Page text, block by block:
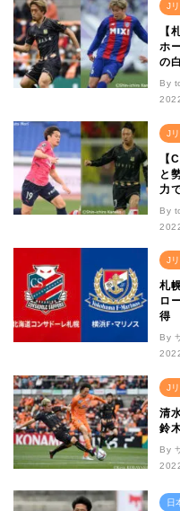
J
【
ホ
の
By
J
【
と
力
By
J
札
ロ
得
By
J
清
鈴
By
日